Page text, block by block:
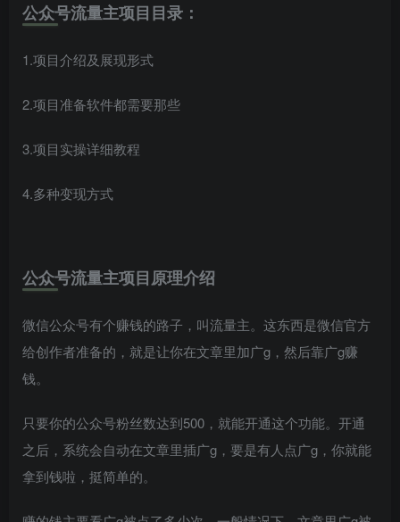
公众号流量主项目目录：
1.项目介绍及展现形式
2.项目准备软件都需要那些
3.项目实操详细教程
4.多种变现方式
公众号流量主项目原理介绍
微信公众号有个赚钱的路子，叫流量主。这东西是微信官方
给创作者准备的，就是让你在文章里加广g，然后靠广g赚
钱。
只要你的公众号粉丝数达到500，就能开通这个功能。开通
之后，系统会自动在文章里插广g，要是有人点广g，你就能
拿到钱啦，挺简单的。